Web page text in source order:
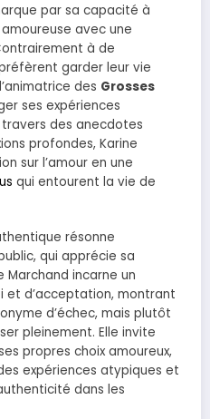
par sa capacité à
avec une
à de
garder leur vie
des Grosses
ses expériences
des anecdotes
profondes, Karine
sur l’amour en une
qui entourent la vie de
résonne
qui apprécie sa
Marchand incarne un
et d’acceptation, montrant
d’échec, mais plutôt
pleinement. Elle invite
propres choix amoureux,
expériences atypiques et
dans les